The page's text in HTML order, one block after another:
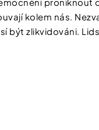
kolem nás.
být zlikvidováni.